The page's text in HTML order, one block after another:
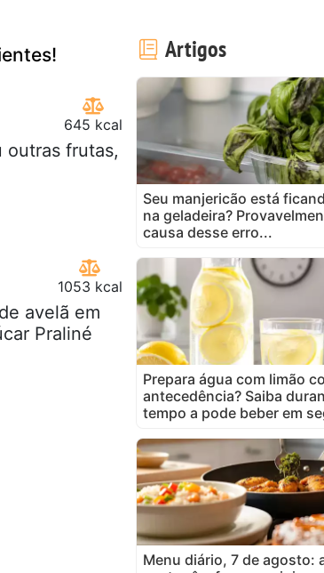
645 kcal
outras frutas,
1053 kcal
avelã em
Praliné
Artigos
Seu manjericão está
na geladeira?
causa desse erro...
Prepara água com limão
antecedência? Saiba
tempo a pode beber em
Menu diário, 7 de agosto: